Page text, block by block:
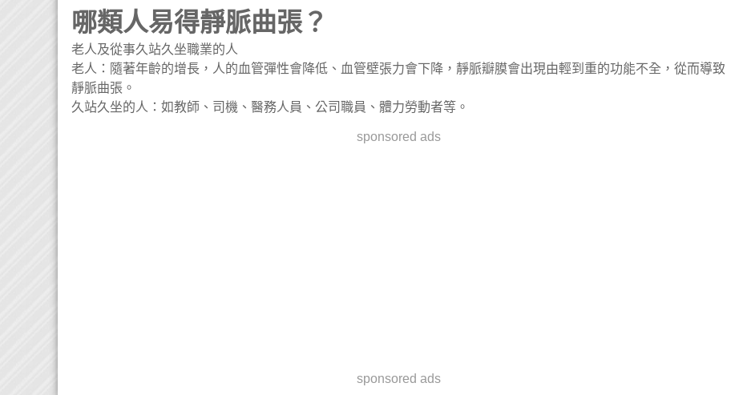
哪類人易得靜脈曲張？
老人及從事久站久坐職業的人
老人：隨著年齡的增長，人的血管彈性會降低、血管壁張力會下降，靜脈瓣膜會出現由輕到重的功能不全，從而導致
靜脈曲張。
久站久坐的人：如教師、司機、醫務人員、公司職員、體力勞動者等。
sponsored ads
sponsored ads